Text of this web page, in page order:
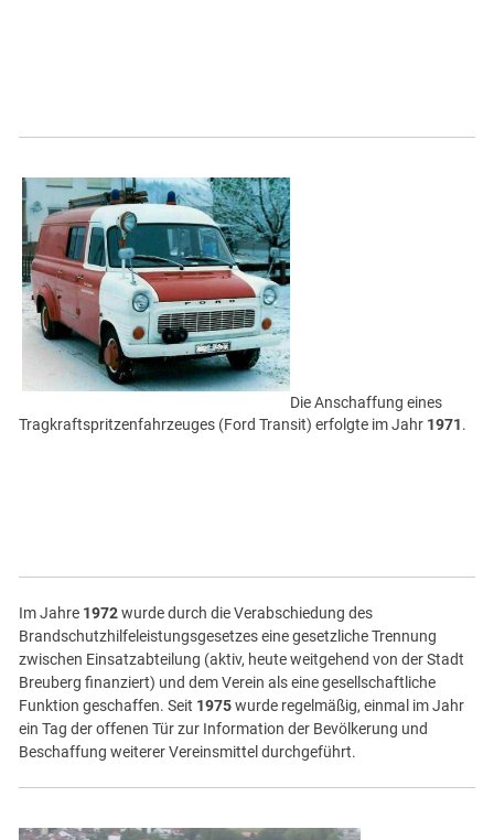
Die Anschaffung eines
Tragkraftspritzenfahrzeuges (Ford Transit) erfolgte im Jahr 1971.
Im Jahre 1972wurde durch die Verabschiedung des
Brandschutzhilfeleistungsgesetzes eine gesetzliche Trennung
zwischen Einsatzabteilung (aktiv, heute weitgehend von der Stadt
Breuberg finanziert) und dem Verein als eine gesellschaftliche
Funktion geschaffen. Seit 1975wurde regelmäßig, einmal im Jahr
ein Tag der offenen Tür zur Information der Bevölkerung und
Beschaffung weiterer Vereinsmittel durchgeführt.